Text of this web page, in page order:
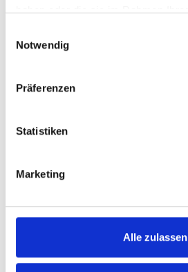
haben oder die sie im Rahmen
Notwendig
Präferenzen
Statistiken
Marketing
Alle zulassen
vieler Nutzer erscheint.
dabei:
mehr Interaktionen für
dein Profil
mehr Aufmerksamkeit
Mehr Sichtbarkeit für
Instagram Beiträge